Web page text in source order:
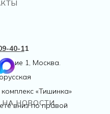
НОВОСТИ
40-11
1, Москва.
«Тишинка»
вниз по правой